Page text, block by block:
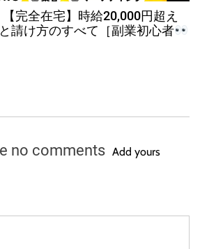
【完全在宅】時給20,000円超え
請け方のすべて［副業初心者
no comments Add yours